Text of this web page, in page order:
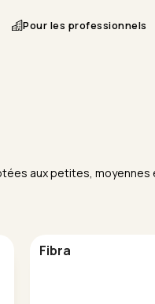
Pour les professionnels
aux petites,
Fibra